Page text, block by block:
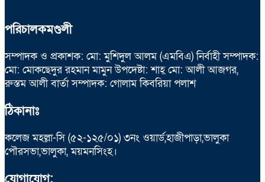
পরিচালকমণ্ডলী
সম্পাদক ও প্রকাশক: মো: মুশিদুল আলম (এমবিএ) নির্বাহী সম্পাদক:
মো: মোকছেদুর রহমান মামুন উপদেষ্টা: শাহ্ মো: আলী আজগর,
রুস্তম আলী বার্তা সম্পাদক: গোলাম কিবরিয়া পলাশ
ঠিকানাঃ
কলেজ মহল্লা-সি (৫২-১২৫/০১) ৩নং ওয়ার্ড,হাজীপাড়া,ভালুকা
পৌরসভা,ভালুকা, ময়মনসিংহ।
যোগাযোগ: